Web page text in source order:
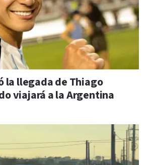
la llegada de Thiago
viajará a la Argentina